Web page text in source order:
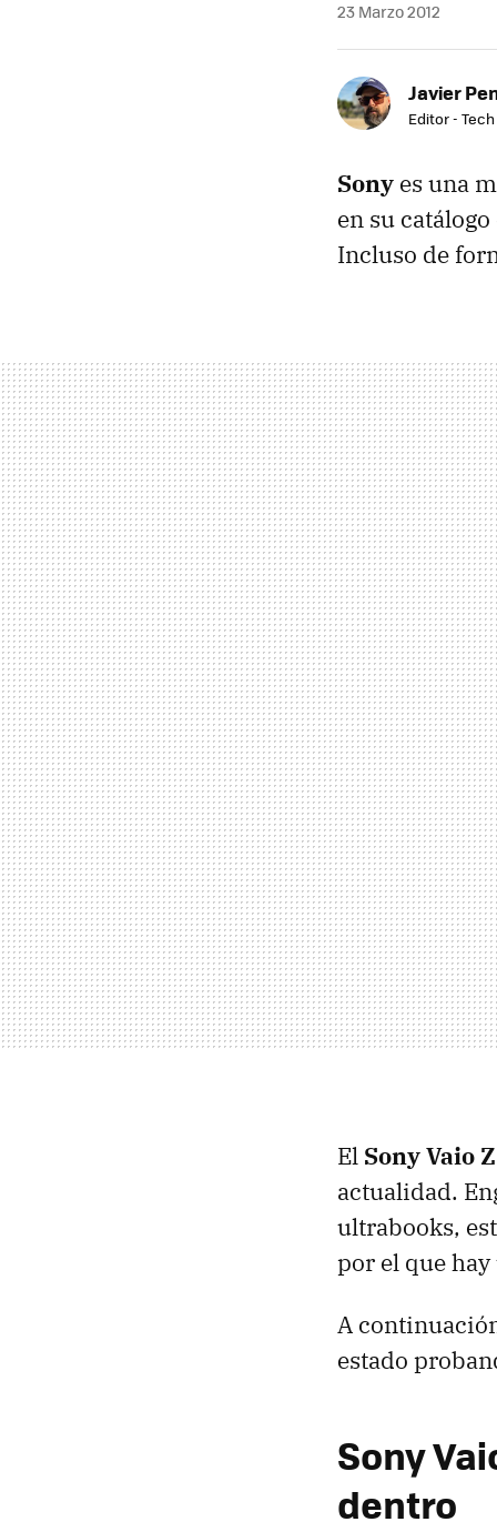
23 Marzo 2012
Javier
Editor - Tech
Sony es una
en su
Incluso de
El Sony Vaio Z
actualidad.
ultrabooks,
por el que
A
estado
Sony
dentro